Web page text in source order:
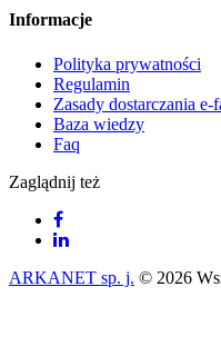
Informacje
Polityka prywatności
Regulamin
Zasady dostarczania e-
Baza wiedzy
Faq
Zaglądnij też
ARKANET sp. j. © 2026